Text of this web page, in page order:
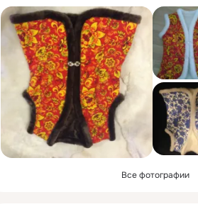
Все фотографии